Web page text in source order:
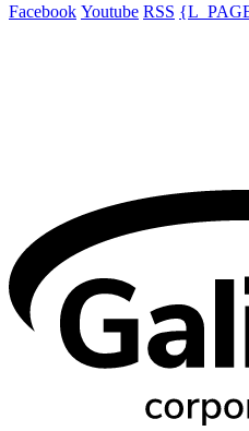
Facebook Youtube RSS